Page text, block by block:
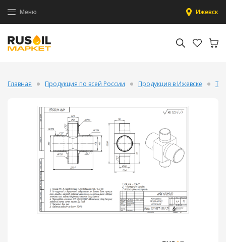
Меню Ижевск
Главная Продукция по всей России Продукция в Ижевске